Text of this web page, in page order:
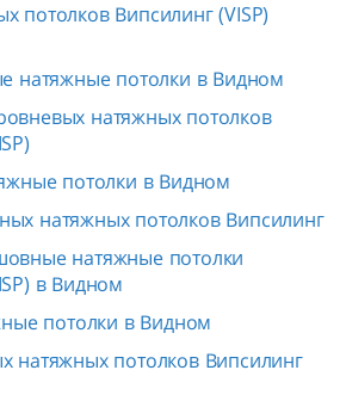
потолков Випсилинг (VISP)
натяжные потолки в Видном
натяжных потолков
потолки в Видном
натяжных потолков Випсилинг
натяжные потолки
в Видном
потолки в Видном
натяжных потолков Випсилинг